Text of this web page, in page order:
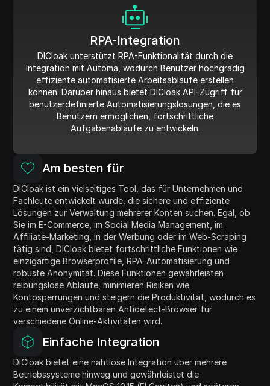
RPA-Integration
DICloak unterstützt RPA-Funktionalität durch die
Integration mit Automa, wodurch Benutzer hochgradig
effiziente automatisierte Arbeitsabläufe erstellen
können. Darüber hinaus bietet DICloak API-Zugriff für
benutzerdefinierte Automatisierungslösungen, die es
Benutzern ermöglichen, fortschrittliche
Aufgabenabläufe zu entwickeln.
Am besten für
DICloak ist ein vielseitiges Tool, das für Unternehmen und
Fachleute entwickelt wurde, die sichere und effiziente
Lösungen zur Verwaltung mehrerer Konten suchen. Egal, ob
Sie im E-Commerce, im Social Media Management, im
Affiliate-Marketing, in der Werbung oder im Web-Scraping
tätig sind, DICloak bietet fortschrittliche Funktionen wie
einzigartige Browserprofile, RPA-Automatisierung und
robuste Anonymität. Diese Funktionen gewährleisten
reibungslose Abläufe, minimieren Risiken wie
Kontosperrungen und steigern die Produktivität, wodurch es
zu einem unverzichtbaren Antidetect-Browser für
verschiedene Online-Aktivitäten wird.
Einfache Integration
DICloak bietet eine nahtlose Integration über mehrere
Betriebssysteme hinweg und gewährleistet die